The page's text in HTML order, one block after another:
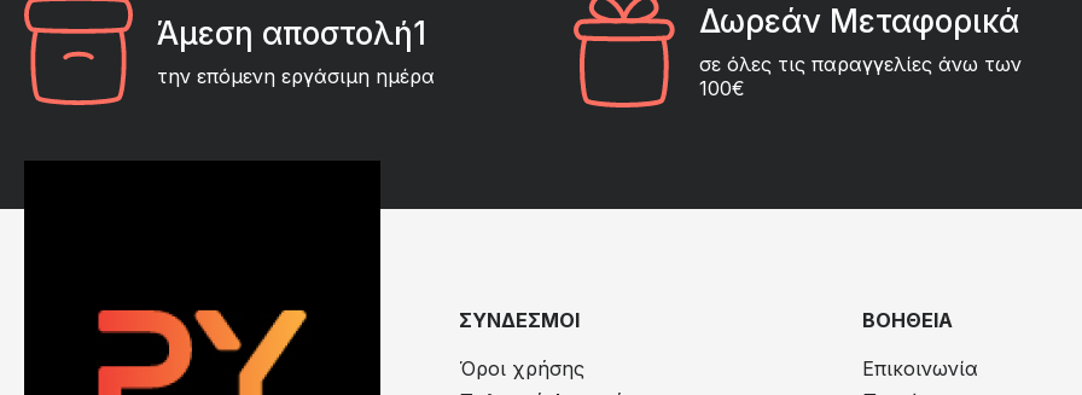
Άμεση αποστολή1
την επόμενη εργάσιμη ημέρα
Δωρεάν Μεταφορικά
σε όλες τις παραγγελίες άνω των
100€
ΣΥΝΔΕΣΜΟΙ
Όροι χρήσης
ΒΟΗΘΕΙΑ
Επικοινωνία